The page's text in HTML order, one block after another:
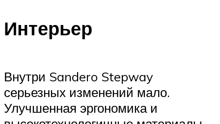
Интерьер
Внутри Sandero Stepway
серьезных изменений мало.
Улучшенная эргономика и